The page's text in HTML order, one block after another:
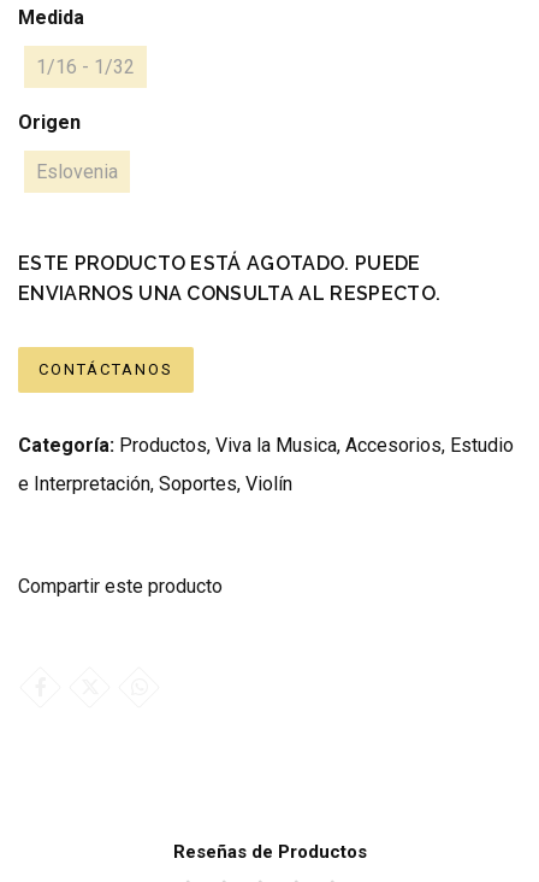
Medida
1/16 - 1/32
Origen
Eslovenia
ESTE PRODUCTO ESTÁ AGOTADO. PUEDE
ENVIARNOS UNA CONSULTA AL RESPECTO.
CONTÁCTANOS
Categoría: Productos, Viva la Musica, Accesorios, Estudio
e Interpretación, Soportes, Violín
Compartir este producto
Reseñas de Productos